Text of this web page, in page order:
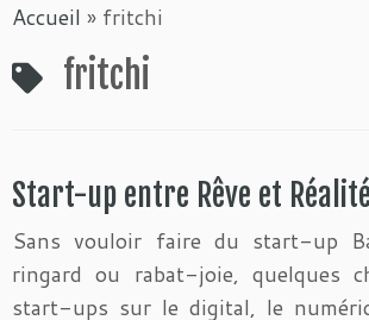
au
contenu
Accueil » fritchi
fritchi
Start-up entre Rêve et Réalité
Sans vouloir faire du start-up
ringard ou rabat-joie, quelques
start-ups sur le digital, le